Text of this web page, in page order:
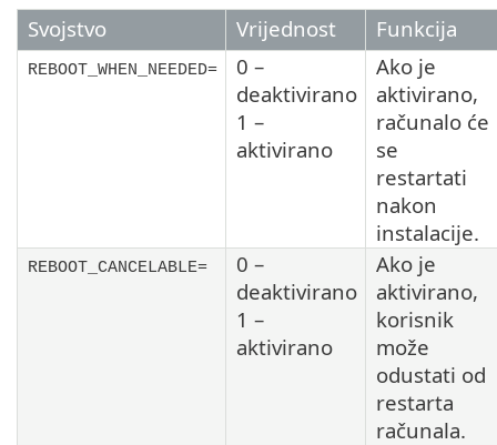
Svojstvo
Vrijednost Funkcija
REBOOT_WHEN_NEEDED=
0 –
deaktivirano
1 –
aktivirano
Ako je
aktivirano,
računalo će
se
restartati
nakon
instalacije.
REBOOT_CANCELABLE=
0 –
deaktivirano
1 –
aktivirano
Ako je
aktivirano,
korisnik
može
odustati od
restarta
računala.